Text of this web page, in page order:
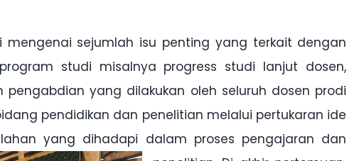
sejumlah isu penting yang terkait dengan
studi misalnya progress studi lanjut dosen,
yang dilakukan oleh seluruh dosen prodi
pendidikan dan penelitian melalui pertukaran ide
yang dihadapi dalam proses pengajaran dan